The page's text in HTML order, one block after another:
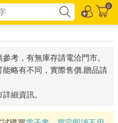
0
考，有無庫存請電洽門市。
略有不同，實際售價.贈品請
細資訊。